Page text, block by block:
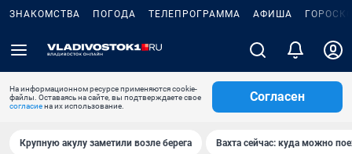
ЗНАКОМСТВА ПОГОДА ТЕЛЕПРОГРАММА АФИША
На информационном ресурсе применяются cookie-
файлы. Оставаясь на сайте, вы подтверждаете свое
согласиена их использование.
Согласен
Крупную акулу заметили возле берега Вахта сейчас: куда можно